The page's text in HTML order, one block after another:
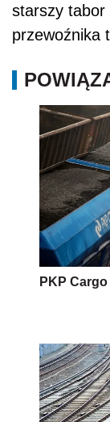
starszy tabor
przewoźnika
PKP